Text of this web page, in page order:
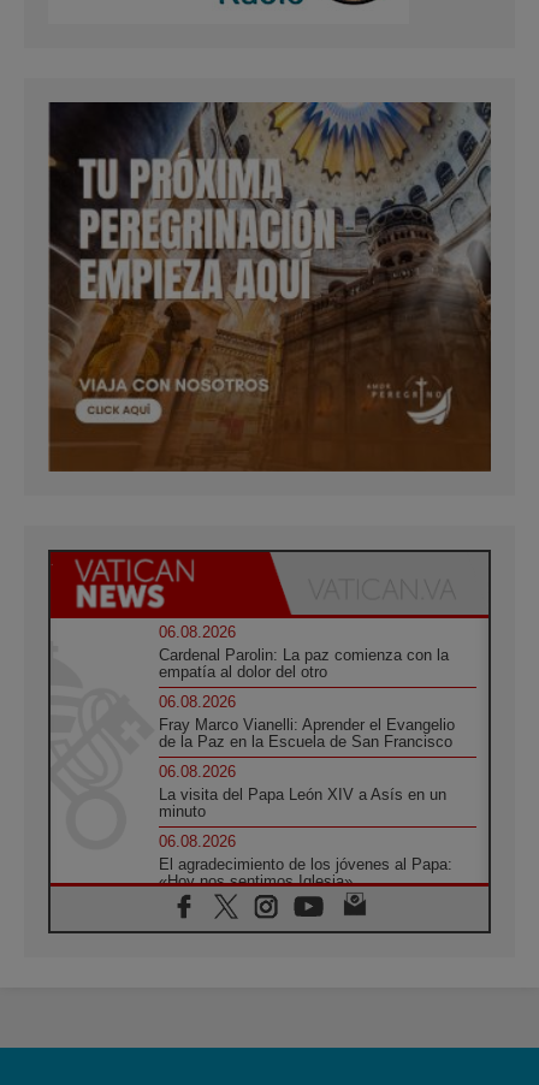
06.08.2026
Cardenal Parolin: La paz comienza con la
empatía al dolor del otro
06.08.2026
Fray Marco Vianelli: Aprender el Evangelio
de la Paz en la Escuela de San Francisco
06.08.2026
La visita del Papa León XIV a Asís en un
minuto
06.08.2026
El agradecimiento de los jóvenes al Papa:
«Hoy nos sentimos Iglesia»
06.08.2026
Líbano: Reanudan los coloquios en Roma en